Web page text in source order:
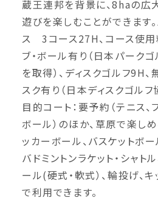
蔵王連邦を背景に、8haの広
遊びを楽しむことができます
ス 3コース27H、コース使用
ブ・ボール有り（日本パーク
を取得）、ディスクゴルフ9H
スク有り（日本ディスクゴルフ
目的コート：要予約（テニス、
ボール）のほか、草原で楽し
ッカーボール、バスケットボー
バドミントンラケット・シャト
ール(硬式・軟式）、輪投げ、
で利用できます。